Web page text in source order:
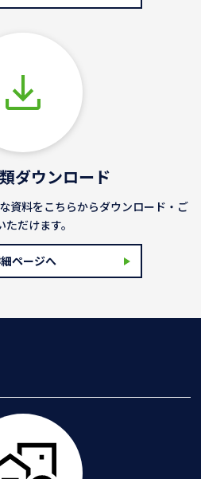
ダウンロード
資料をこちらからダウンロード・ご
ただけます。
ページへ